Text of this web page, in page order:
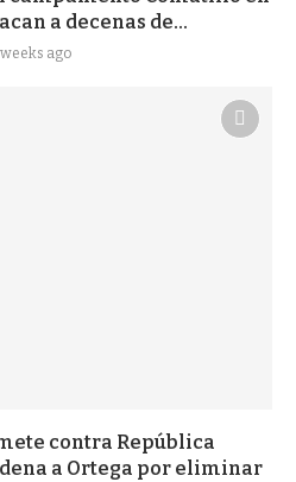
a decenas de...
ago
contra República
a Ortega por eliminar